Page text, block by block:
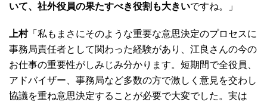
いて、社外役員の果たすべき役割も大きいですね。」
上村「私もまさにそのような重要な意思決定のプロセスに
事務局責任者として関わった経験があり、江良さんの今の
お仕事の重要性がしみじみ分かります。短期間で全役員、
アドバイザー、事務局など多数の方で激しく意見を交わし
協議を重ね意思決定することが必要で大変でした。実は